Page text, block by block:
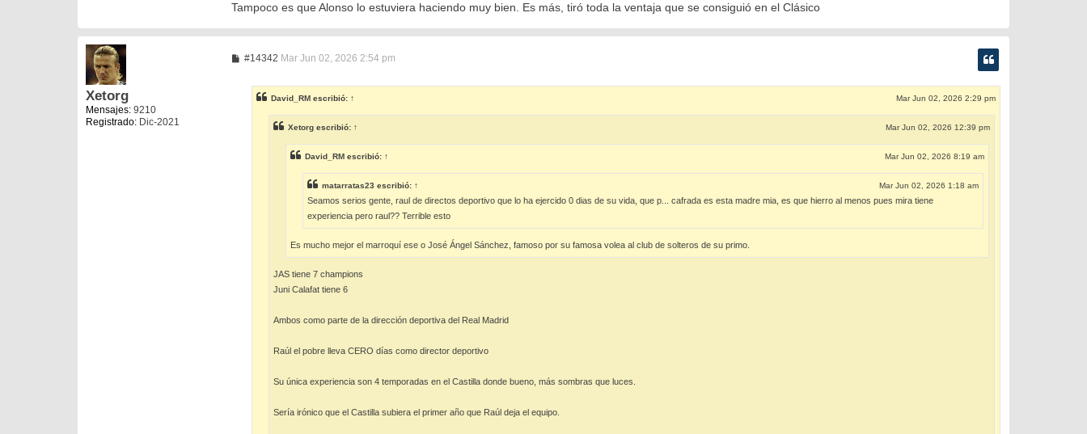
Tampoco es que Alonso lo estuviera haciendo muy bien. Es más, tiró toda la ventaja que se consiguió en el Clásico
Xetorg
Mensajes: 9210
Registrado: Dic-2021
#14342M
a
j
e
Mar Jun 02, 2026 2:54 pm
David_RM escribió: ↑ Mar Jun 02, 2026 2:29 pm
Xetorg escribió: ↑ Mar Jun 02, 2026 12:39 pm
David_RM escribió: ↑ Mar Jun 02, 2026 8:19 am
matarratas23 escribió: ↑ Mar Jun 02, 2026 1:18 am
Seamos serios gente, raul de directos deportivo que lo ha ejercido 0 dias de su vida, que p... cafrada es esta madre mia, es que hierro al menos pues mira tiene
experiencia pero raul?? Terrible esto
Es mucho mejor el marroquí ese o José Ángel Sánchez, famoso por su famosa volea al club de solteros de su primo.
JAS tiene 7 champions
Juni Calafat tiene 6
Ambos como parte de la dirección deportiva del Real Madrid
Raúl el pobre lleva CERO días como director deportivo
Su única experiencia son 4 temporadas en el Castilla donde bueno, más sombras que luces.
Sería irónico que el Castilla subiera el primer año que Raúl deja el equipo.